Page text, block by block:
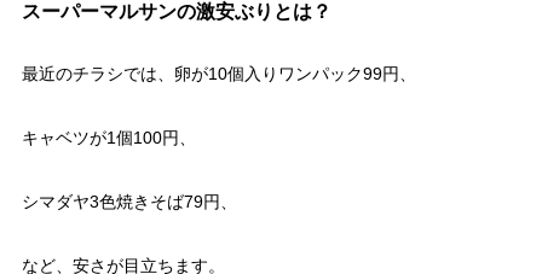
スーパーマルサンの激安ぶりとは？
最近のチラシでは、卵が10個入りワンパック99円、
キャベツが1個100円、
シマダヤ3色焼きそば79円、
など、安さが目立ちます。